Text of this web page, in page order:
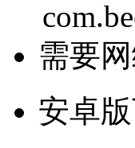
需要
安卓